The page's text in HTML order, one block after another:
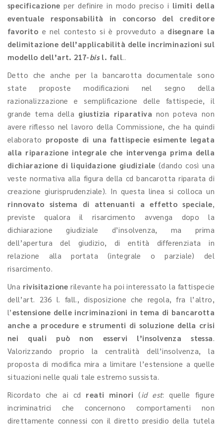
specificazione per definire in modo preciso i limiti della
eventuale responsabilità in concorso del creditore
favorito e nel contesto si è provveduto a disegnare la
delimitazione dell’applicabilità delle incriminazioni sul
modello dell’art. 217-bisl. fall..
Detto che anche per la bancarotta documentale sono
state proposte modificazioni nel segno della
razionalizzazione e semplificazione delle fattispecie, il
grande tema della giustizia riparativa non poteva non
avere riflesso nel lavoro della Commissione, che ha quindi
elaborato proposte di una fattispecie esimente legata
alla riparazione integrale che intervenga prima della
dichiarazione di liquidazione giudiziale (dando così una
veste normativa alla figura della cd bancarotta riparata di
creazione giurisprudenziale). In questa linea si colloca un
rinnovato sistema di attenuanti a effetto speciale,
previste qualora il risarcimento avvenga dopo la
dichiarazione giudiziale d’insolvenza, ma prima
dell’apertura del giudizio, di entità differenziata in
relazione alla portata (integrale o parziale) del
risarcimento.
Una rivisitazione rilevante ha poi interessato la fattispecie
dell’art. 236 l. fall., disposizione che regola, fra l’altro,
l’estensione delle incriminazioni in tema di bancarotta
anche a procedure e strumenti di soluzione della crisi
nei quali può non esservi l’insolvenza stessa.
Valorizzando proprio la centralità dell’insolvenza, la
proposta di modifica mira a limitare l’estensione a quelle
situazioni nelle quali tale estremo sussista.
Ricordato che ai cd reati minori (id est: quelle figure
incriminatrici che concernono comportamenti non
direttamente connessi con il diretto presidio della tutela